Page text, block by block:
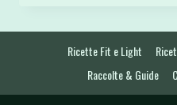
E
DATTERI
Ricette Fit e Light
Raccolte & Guide